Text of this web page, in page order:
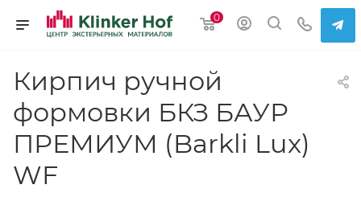
0
Кирпич ручной
формовки БКЗ БАУР
ПРЕМИУМ (Barkli Lux)
WF